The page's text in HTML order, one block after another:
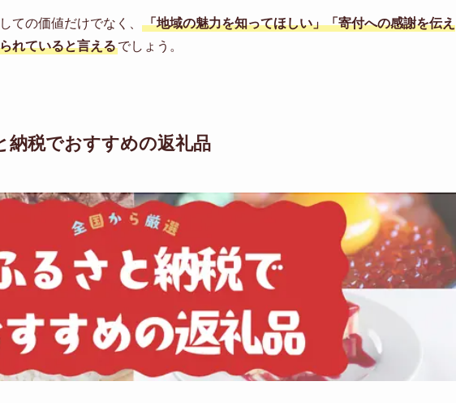
ての価値だけでなく、
「地域の魅力を知ってほしい」「寄付への感謝を伝え
れていると言えるでしょう。
納税でおすすめの返礼品